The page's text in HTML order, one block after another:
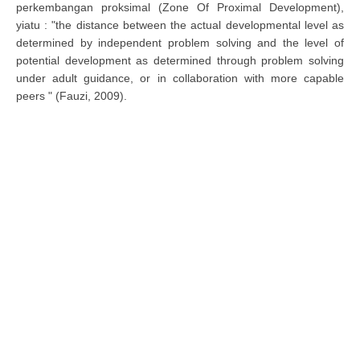
perkembangan proksimal (Zone Of Proximal Development),
yiatu : "the distance between the actual developmental level as
determined by independent problem solving and the level of
potential development as determined through problem solving
under adult guidance, or in collaboration with more capable
peers " (Fauzi, 2009).